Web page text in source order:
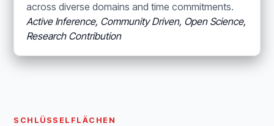
across diverse domains and time commitments.
Active Inference, Community Driven, Open Science,
Research Contribution
SCHLÜSSELFLÄCHEN